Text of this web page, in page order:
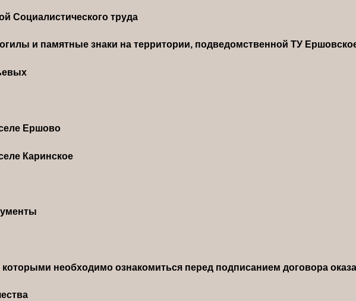
Социалистического труда
и памятные знаки на территории, подведомственной ТУ
Ершово
Каринское
которыми необходимо ознакомиться перед подписанием договора